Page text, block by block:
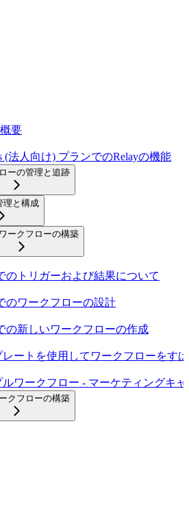
要
(法人向け) プランでのRelayの機能
ーの管理と追跡
理と構成
ークフローの構築
のトリガーおよび結果について
のワークフローの設計
の新しいワークフローの作成
レートを使用してワークフローをす
ルワークフロー - マーケティングキ
クフローの構築